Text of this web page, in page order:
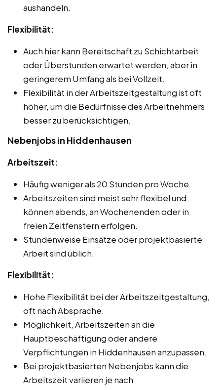
aushandeln.
Flexibilität:
Auch hier kann Bereitschaft zu Schichtarbeit
oder Überstunden erwartet werden, aber in
geringerem Umfang als bei Vollzeit.
Flexibilität in der Arbeitszeitgestaltung ist oft
höher, um die Bedürfnisse des Arbeitnehmers
besser zu berücksichtigen.
Nebenjobs in Hiddenhausen
Arbeitszeit:
Häufig weniger als 20 Stunden pro Woche.
Arbeitszeiten sind meist sehr flexibel und
können abends, an Wochenenden oder in
freien Zeitfenstern erfolgen.
Stundenweise Einsätze oder projektbasierte
Arbeit sind üblich.
Flexibilität:
Hohe Flexibilität bei der Arbeitszeitgestaltung,
oft nach Absprache.
Möglichkeit, Arbeitszeiten an die
Hauptbeschäftigung oder andere
Verpflichtungen in Hiddenhausen anzupassen.
Bei projektbasierten Nebenjobs kann die
Arbeitszeit variieren je nach